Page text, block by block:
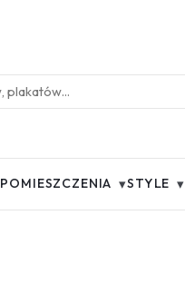
POMIESZCZENIA ▾STYLE ▾